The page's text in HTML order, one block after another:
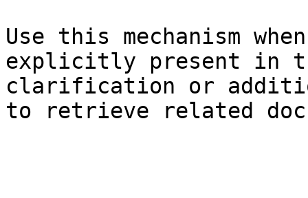
Use this mechanism
explicitly present in
clarification or